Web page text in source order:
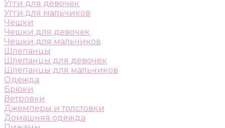
Угги для девочек
Угги для мальчиков
Чешки
Чешки для девочек
Чешки для мальчиков
Шлепанцы
Шлепанцы для девочек
Шлепанцы для мальчиков
Одежда
Брюки
Ветровки
Джемперы и толстовки
Домашняя одежда